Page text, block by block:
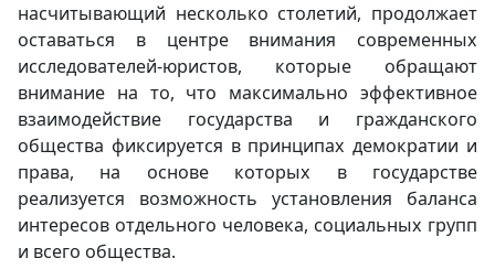
насчитывающий несколько столетий, продолжает
оставаться в центре внимания современных
исследователей-юристов, которые обращают
внимание на то, что максимально эффективное
взаимодействие государства и гражданского
общества фиксируется в принципах демократии и
права, на основе которых в государстве
реализуется возможность установления баланса
интересов отдельного человека, социальных групп
и всего общества.